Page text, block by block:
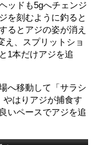
ッドも5gへチェンジ
を刻むように釣ると
るとアジの姿が消え
え、スプリットショ
1本だけアジを追
へ移動して「サラシ
やはりアジが捕食す
いペースでアジを追